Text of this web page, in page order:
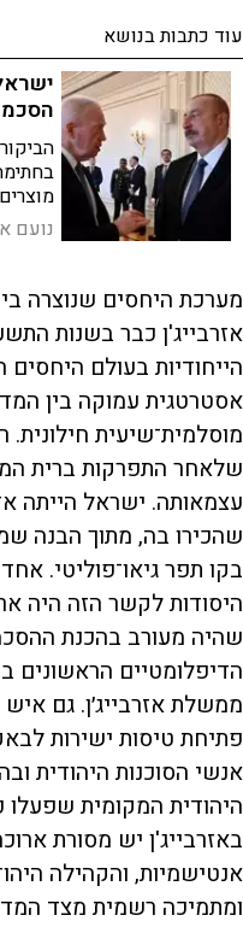
עוד כתבות בנושא
נועם
מערכת היחסים שנוצרה
אזרבייג'ן כבר בשנות
הייחודיות בעולם היחסים
אסטרטגית עמוקה בין
מוסלמית־שיעית
שלאחר התפרקות ברית
עצמאותה. ישראל הייתה
שהכירו בה, מתוך הבנה
בקו תפר גיאו־פוליטי.
היסודות לקשר הזה היה
שהיה מעורב בהכנת
הדיפלומטיים הראשונים
ממשלת אזרבייג׳ן. גם
פתיחת טיסות ישירות
אנשי הסוכנות היהודית
היהודית המקומית שפעלו
באזרבייג'ן יש מסורת
אנטישמיות, והקהילה
ומתמיכה רשמית מצד